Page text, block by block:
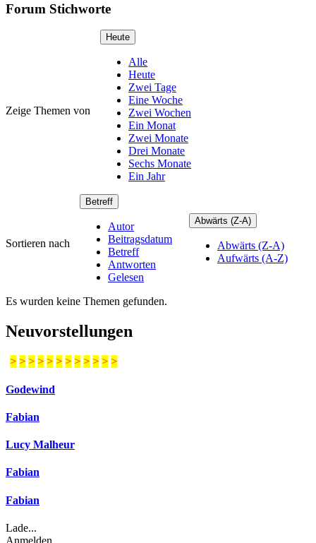
Forum Stichworte
Zeige Themen von
Heute
Alle
Heute
Zwei Tage
Eine Woche
Zwei Wochen
Ein Monat
Zwei Monate
Drei Monate
Sechs Monate
Ein Jahr
Sortieren nach
Betreff
Autor
Beitragsdatum
Betreff
Antworten
Gelesen
Abwärts (Z-A)
Abwärts (Z-A)
Aufwärts (A-Z)
Es wurden keine Themen gefunden.
Neuvorstellungen
> > > > > > > > > > > >
Godewind
Fabian
Lucy Malheur
Fabian
Fabian
Lade...
Anmelden